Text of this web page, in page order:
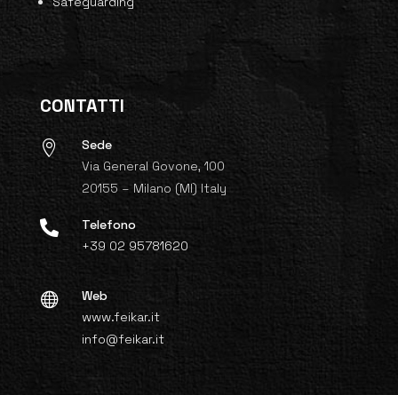
CONTATTI

Sede
Via General Govone, 100
20155 – Milano (MI) Italy

Telefono
+39 02 95781620

Web
www.feikar.it
info@feikar.it